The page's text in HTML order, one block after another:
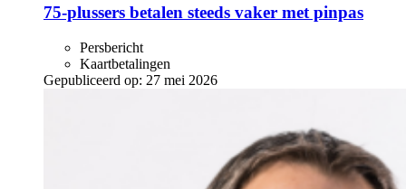
75-plussers betalen steeds vaker met pinpas
Persbericht
Kaartbetalingen
Gepubliceerd op: 27 mei 2026